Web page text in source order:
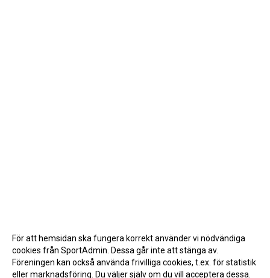
För att hemsidan ska fungera korrekt använder vi nödvändiga
cookies från SportAdmin. Dessa går inte att stänga av.
Föreningen kan också använda frivilliga cookies, t.ex. för statistik
eller marknadsföring. Du väljer själv om du vill acceptera dessa.